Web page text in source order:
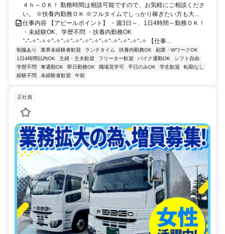
４ｈ～ＯＫ！ 勤務時間は相談可能ですので、お気軽にご相談くださ
い。 ※扶養内勤務ＯＫ ※フルタイムでしっかり稼ぎたい方も大...
仕事内容 【アピールポイント】 ・週3日～、1日4時間～勤務ＯＫ！
・未経験OK、学歴不問 ・扶養内勤務OK
°˖°˖✧°˖✧✧°˖✧°˖✧°˖✧°˖✧°˖✧°˖✧°˖✧°˖✧°˖✧°˖✧ 【仕事...
制服あり 業界未経験者歓迎 ランチタイム 扶養内勤務OK
副業・WワークOK
1日4時間以内OK
主婦・主夫歓迎 フリーター歓迎 バイク通勤OK
シフト自由
学歴不問
車通勤OK 即日勤務OK 職場見学可 平日のみOK 学生歓迎
転勤なし
経験不問
未経験者歓迎 午前
正社員